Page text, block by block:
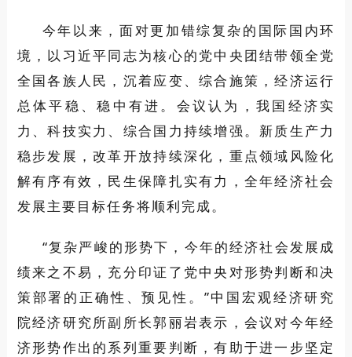
今年以来，面对更加错综复杂的国际国内环
境，以习近平同志为核心的党中央团结带领全党
全国各族人民，沉着应变、综合施策，经济运行
总体平稳、稳中有进。会议认为，我国经济实
力、科技实力、综合国力持续增强。新质生产力
稳步发展，改革开放持续深化，重点领域风险化
解有序有效，民生保障扎实有力，全年经济社会
发展主要目标任务将顺利完成。
“复杂严峻的形势下，今年的经济社会发展成
绩来之不易，充分印证了党中央对形势判断和决
策部署的正确性、预见性。”中国宏观经济研究
院经济研究所副所长郭丽岩表示，会议对今年经
济形势作出的系列重要判断，有助于进一步坚定